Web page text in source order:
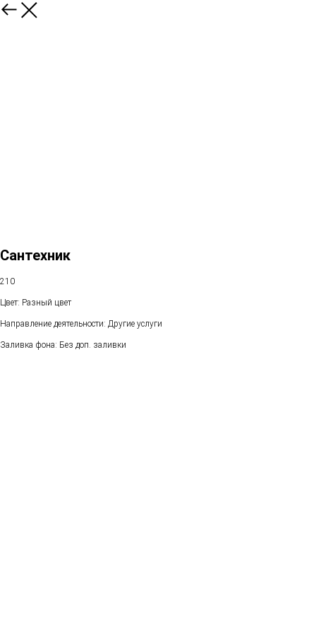
Сантехник
210
Цвет: Разный цвет
Направление деятельности: Другие услуги
Заливка фона: Без доп. заливки